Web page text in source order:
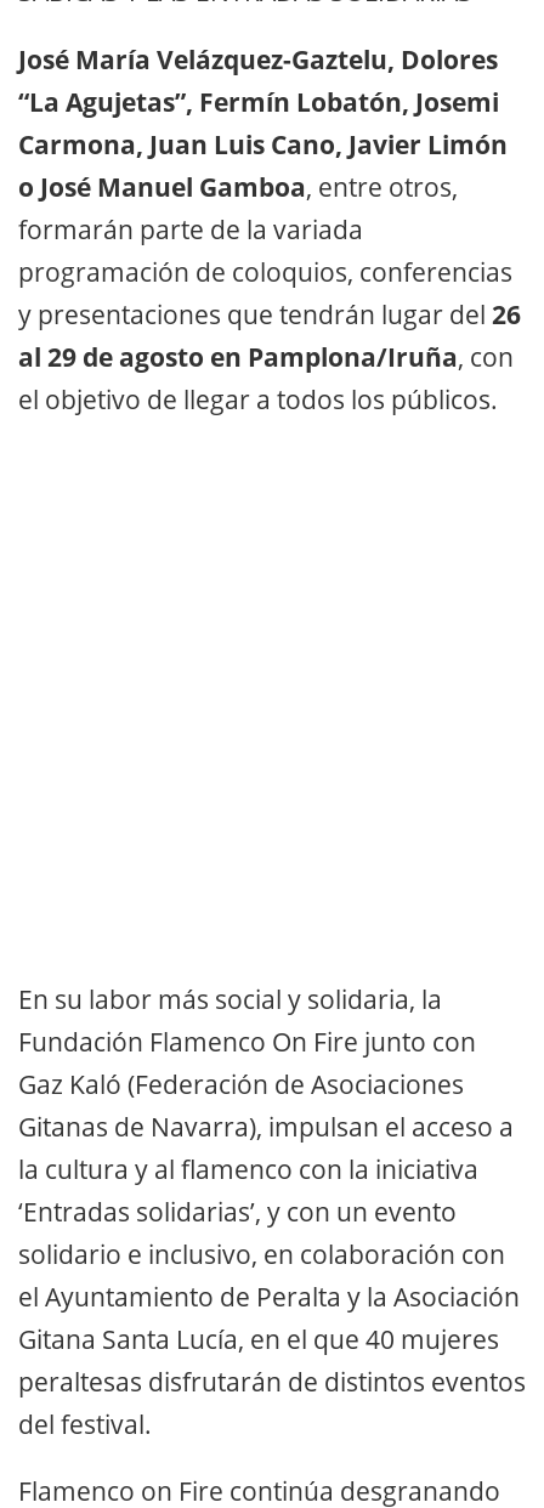
José María Velázquez-Gaztelu, Dolores
“La Agujetas”, Fermín Lobatón, Josemi
Carmona, Juan Luis Cano, Javier Limón
o José Manuel Gamboa, entre otros,
formarán parte de la variada
programación de coloquios, conferencias
y presentaciones que tendrán lugar del 26
al 29 de agosto en Pamplona/Iruña, con
el objetivo de llegar a todos los públicos.
En su labor más social y solidaria, la
Fundación Flamenco On Fire junto con
Gaz Kaló (Federación de Asociaciones
Gitanas de Navarra), impulsan el acceso a
la cultura y al flamenco con la iniciativa
‘Entradas solidarias’, y con un evento
solidario e inclusivo, en colaboración con
el Ayuntamiento de Peralta y la Asociación
Gitana Santa Lucía, en el que 40 mujeres
peraltesas disfrutarán de distintos eventos
del festival.
Flamenco on Fire continúa desgranando